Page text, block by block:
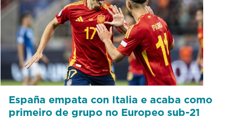
España empata con Italia e acaba como
primeiro de grupo no Europeo sub-21